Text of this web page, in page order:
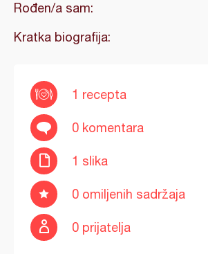
Rođen/a sam:
Kratka biografija:
1 recepta
0 komentara
1 slika
0 omiljenih sadržaja
0 prijatelja